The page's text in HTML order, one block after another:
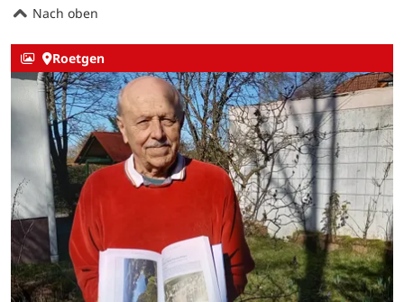
Nach oben
Roetgen